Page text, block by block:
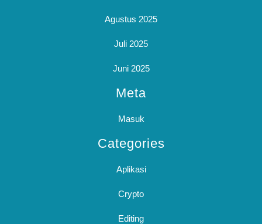
Agustus 2025
Juli 2025
Juni 2025
Meta
Masuk
Categories
Aplikasi
Crypto
Editing